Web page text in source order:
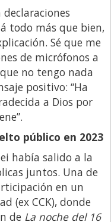
todo más que bien,
Sé que me
de micrófonos a
no tengo nada
positivo: “Ha
a Dios por
público en 2023
había salido a la
juntos. Una de
en un
(ex CCK), donde
de La noche del 16